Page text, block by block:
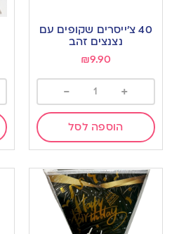
to
wishlist
40 צ’ייסרים שקופים עם
נצנצים זהב
₪9.90
+
-
הוספה לסל